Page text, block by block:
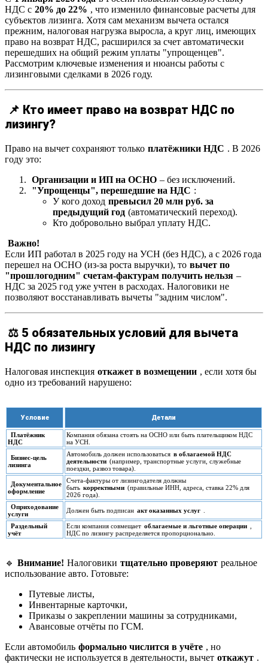
НДС с 20% до 22% , что изменило финансовые расчеты для
субъектов лизинга. Хотя сам механизм вычета остался
прежним, налоговая нагрузка выросла, а круг лиц, имеющих
право на возврат НДС, расширился за счет автоматически
перешедших на общий режим уплаты "упрощенцев".
Рассмотрим ключевые изменения и нюансы работы с
лизинговыми сделками в 2026 году.
📌 Кто имеет право на возврат НДС по
лизингу?
Право на вычет сохраняют только платёжники НДС . В 2026
году это:
Организации и ИП на ОСНО – без исключений.
"Упрощенцы", перешедшие на НДС :
У кого доход превысил 20 млн руб. за
предыдущий год (автоматический переход).
Кто добровольно выбрал уплату НДС.
Важно!
Если ИП работал в 2025 году на УСН (без НДС), а с 2026 года
перешел на ОСНО (из-за роста выручки), то вычет по
"прошлогодним" счетам-фактурам получить нельзя –
НДС за 2025 год уже учтен в расходах. Налоговики не
позволяют восстанавливать вычеты "задним числом".
⚖️ 5 обязательных условий для вычета
НДС по лизингу
Налоговая инспекция откажет в возмещении , если хотя бы
одно из требований нарушено:
Условие Детали
Платёжник
НДС
Компания обязана стоять на ОСНО или быть плательщиком НДС
на УСН.
Бизнес-цель
лизинга
Автомобиль должен использоваться в облагаемой НДС
деятельности (например, транспортные услуги, служебные
поездки, развоз товара).
Документальное
оформление
Счета-фактуры от лизингодателя должны
быть корректными (правильные ИНН, адреса, ставка 22% для
2026 года).
Оприходование
услуги
Должен быть подписан акт оказанных услуг
Раздельный
учёт
Если компания совмещает облагаемые и льготные операции
НДС по лизингу распределяется пропорционально.
🔹 Внимание! Налоговики тщательно проверяют реальное
использование авто. Готовьте:
Путевые листы,
Инвентарные карточки,
Приказы о закреплении машины за сотрудниками,
Авансовые отчёты по ГСМ.
Если автомобиль формально числится в учёте , но
фактически не используется в деятельности, вычет откажут .